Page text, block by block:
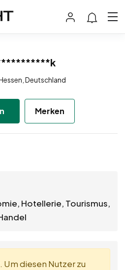
Deutschland
Merken
Hotellerie, Tourismus,
Um diesen Nutzer zu